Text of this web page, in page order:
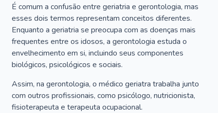
É comum a confusão entre geriatria e gerontologia, mas
esses dois termos representam conceitos diferentes.
Enquanto a geriatria se preocupa com as doenças mais
frequentes entre os idosos, a gerontologia estuda o
envelhecimento em si, incluindo seus componentes
biológicos, psicológicos e sociais.
Assim, na gerontologia, o médico geriatra trabalha junto
com outros profissionais, como psicólogo, nutricionista,
fisioterapeuta e terapeuta ocupacional.